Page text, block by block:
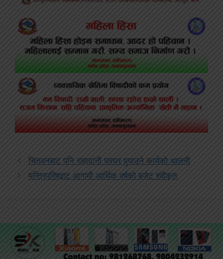
चितवनबाट पनि राहादानी घरघर पुर्‍याउने कार्यको थालनी
मन्त्रिपरिषद्बाट आगामी आर्थिक वर्षको बजेट स्वीकृत